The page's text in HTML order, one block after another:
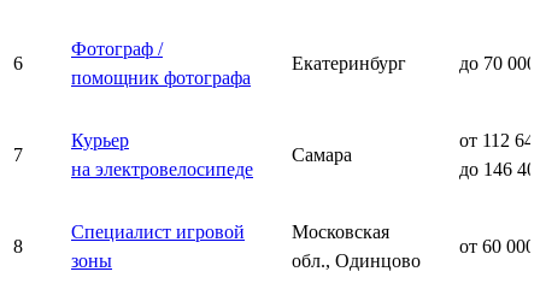
6
Фотограф /
помощник фотографа
Екатеринбург до 70
7
Курьер
на электровелосипеде
Самара
от 112
до 146
8
Специалист игровой
зоны
Московская
обл., Одинцово
от 60